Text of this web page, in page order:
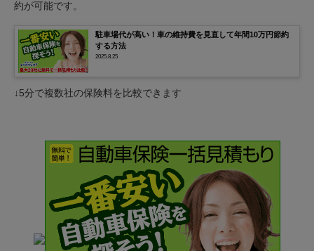
約が可能です。
駐車場代が高い！車の維持費を見直して年間10万円節約
する方法
2025.8.25
↓5分で複数社の保険料を比較できます